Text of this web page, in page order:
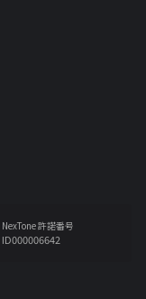
NexTone 許諾番号
ID000006642